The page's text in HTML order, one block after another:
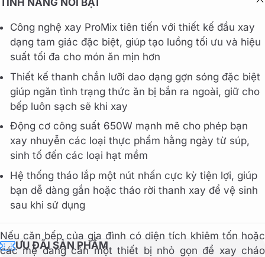
TÍNH NĂNG NỔI BẬT
Công nghệ xay ProMix tiên tiến với thiết kế đầu xay
dạng tam giác đặc biệt, giúp tạo luồng tối ưu và hiệu
suất tối đa cho món ăn mịn hơn
Thiết kế thanh chắn lưỡi dao dạng gợn sóng đặc biệt
giúp ngăn tình trạng thức ăn bị bắn ra ngoài, giữ cho
bếp luôn sạch sẽ khi xay
Động cơ công suất 650W mạnh mẽ cho phép bạn
xay nhuyễn các loại thực phẩm hằng ngày từ súp,
sinh tố đến các loại hạt mềm
Hệ thống tháo lắp một nút nhấn cực kỳ tiện lợi, giúp
bạn dễ dàng gắn hoặc tháo rời thanh xay để vệ sinh
sau khi sử dụng
ƯU ĐÃI SẢN PHẨM
Nếu căn bếp của gia đình có diện tích khiêm tốn hoặc
các mẹ đang cần một thiết bị nhỏ gọn để xay cháo